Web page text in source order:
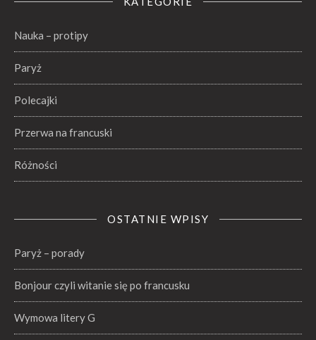
Nauka – protipy
Paryż
Polecajki
Przerwa na francuski
Różności
OSTATNIE WPISY
Paryż – porady
Bonjour czyli witanie się po francusku
Wymowa litery G